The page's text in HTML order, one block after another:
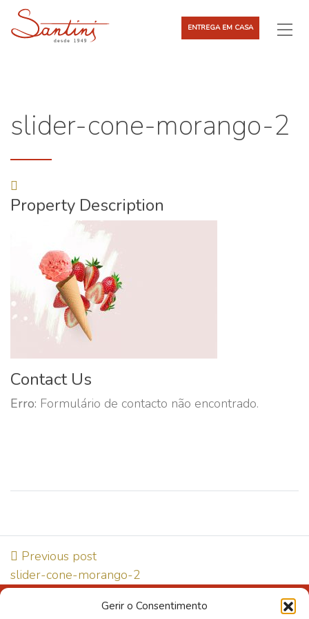
Gerir o Consentimento
ENTREGA EM CASA
slider-cone-morango-2
Property Description
Contact Us
Erro: Formulário de contacto não encontrado.
Previous post
slider-cone-morango-2